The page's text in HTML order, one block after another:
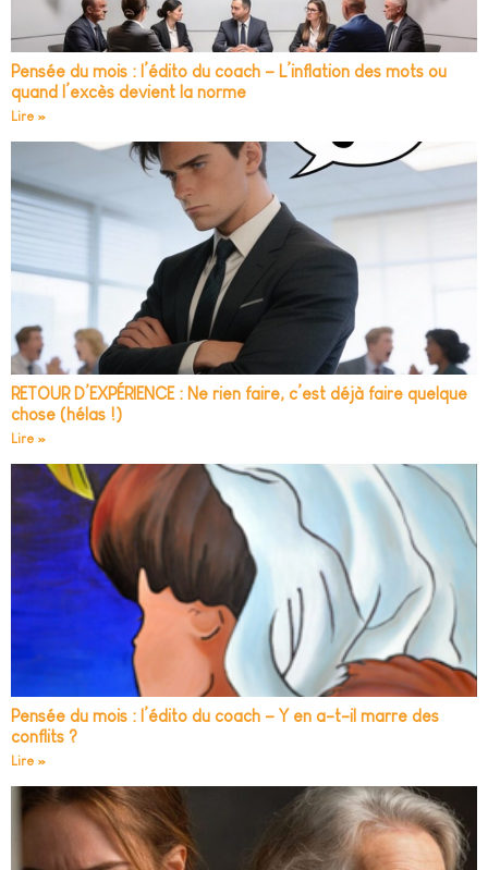
Pensée du mois : l’édito du coach – L’inflation des mots ou
quand l’excès devient la norme
Lire »
RETOUR D’EXPÉRIENCE : Ne rien faire, c’est déjà faire quelque
chose (hélas !)
Lire »
Pensée du mois : l’édito du coach – Y en a-t-il marre des
conflits ?
Lire »